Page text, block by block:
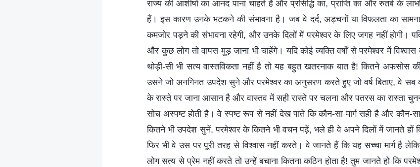
राज्य की आशीषों का आनंद पाना चाहते हैं और प्रसिद्धि का, प्राप्ति का और रुतबे के
हैं। इस कारण उनके भटकने की संभावना है। जब वे दर्द, अड़चनों या विफलता का
कमजोर पड़ने की संभावना रहेगी, और उनके दिलों में परमेश्वर के लिए जगह नहीं होगी।
और कुछ लोग तो वापस मुड़ जाना भी चाहेंगे। यदि कोई व्यक्ति वर्षों से परमेश्वर में
थोड़ी-सी भी सत्य वास्तविकता नहीं है तो यह बहुत खतरनाक बात है! कितने अफसोस
उसने जो अनगिनत उपदेश सुने और परमेश्वर का अनुसरण करते हुए जो वर्ष बिताए, वे सब
के रास्‍ते पर जाना आसान है और वास्तव में सही रास्ते पर चलना और पतरस का रास्ता
सोच अस्पष्ट होती है। वे स्पष्ट रूप से नहीं देख पाते कि कौन-सा मार्ग सही है और कौन-
कितने भी उपदेश सुनें, परमेश्वर के कितने भी वचन पढ़ें, भले ही वे अपने दिलों में जानते हों
फिर भी वे उस पर पूरी तरह से विश्वास नहीं करते। वे जानते हैं कि यह सच्चा मार्ग है
लोग सत्य से प्रेम नहीं करते तो उन्हें बचाना कितना कठिन होता है! तुम जानते हो कि